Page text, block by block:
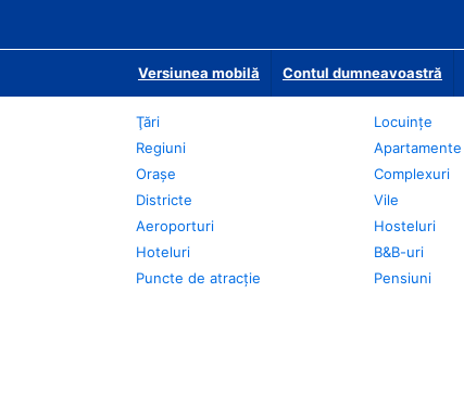
Versiunea mobilă Contul dumneavoastră
Ţări
Regiuni
Oraşe
Districte
Aeroporturi
Hoteluri
Puncte de atracţie
Locuințe
Apartamente
Complexuri
Vile
Hosteluri
B&B-uri
Pensiuni